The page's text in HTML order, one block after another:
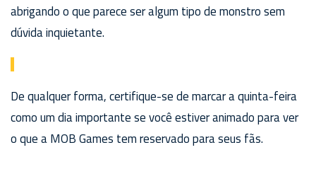
abrigando o que parece ser algum tipo de monstro sem
dúvida inquietante.
De qualquer forma, certifique-se de marcar a quinta-feira
como um dia importante se você estiver animado para ver
o que a MOB Games tem reservado para seus fãs.